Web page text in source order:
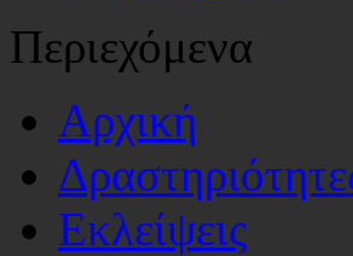
Περιεχόμενα
Αρχική
Εκλείψεις